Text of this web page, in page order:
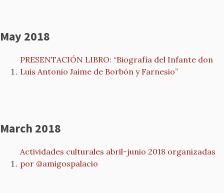
May 2018
PRESENTACIÓN LIBRO: “Biografía del Infante don
Luis Antonio Jaime de Borbón y Farnesio”
March 2018
Actividades culturales abril-junio 2018 organizadas
por @amigospalacio